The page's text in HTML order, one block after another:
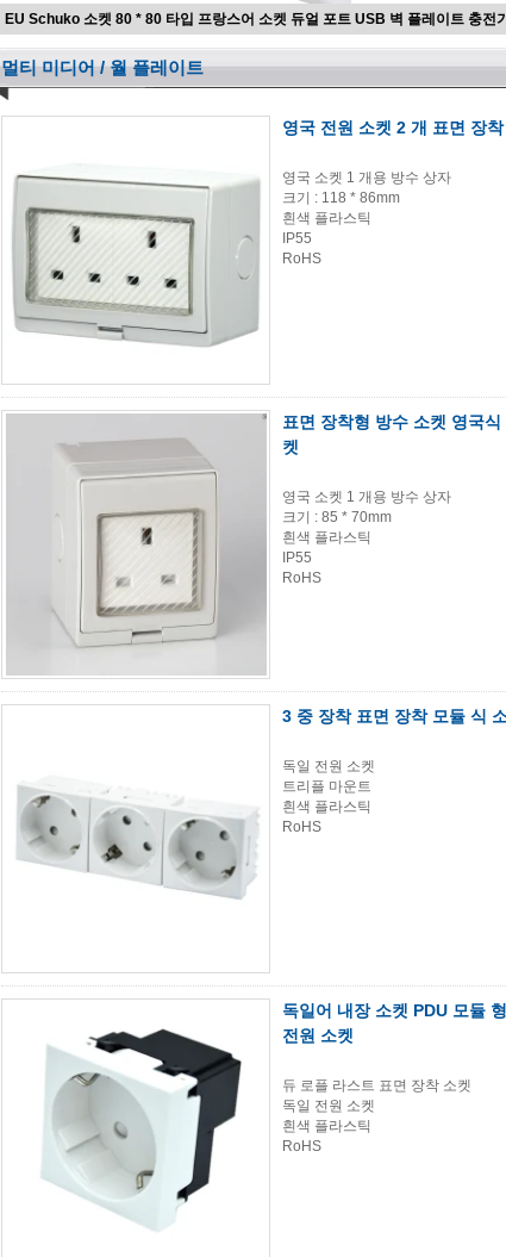
EU Schuko 소켓 80 * 80 타입 프랑스어 소켓 듀얼 포트 USB 벽 플레이트 충전기
멀티 미디어 / 월 플레이트
영국 전원 소켓 2 개 표면 장
영국 소켓 1 개용 방수 상자
크기 : 118 * 86mm
흰색 플라스틱
IP55
RoHS
표면 장착형 방수 소켓 영국
켓
영국 소켓 1 개용 방수 상자
크기 : 85 * 70mm
흰색 플라스틱
IP55
RoHS
3 중 장착 표면 장착 모듈 식
독일 전원 소켓
트리플 마운트
흰색 플라스틱
RoHS
독일어 내장 소켓 PDU 모듈
전원 소켓
듀 로플 라스트 표면 장착 소켓
독일 전원 소켓
흰색 플라스틱
RoHS